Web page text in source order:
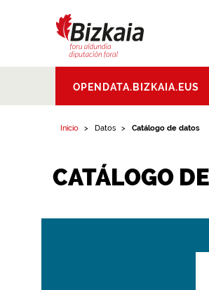
Aldundia.Diputacion
Foral de Bizkaia
OPENDATA.BIZKAIA.EUS
Inicio Datos Catálogo de datos
CATÁLOGO